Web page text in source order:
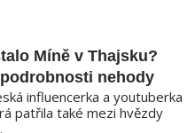
Míně v Thajsku?
nehody
influencerka a youtuberka
patřila také mezi hvězdy